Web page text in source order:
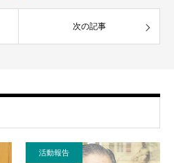
次の記事
活動報告